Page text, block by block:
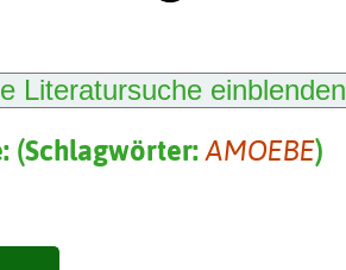
Literatursuche einblenden
(Schlagwörter: AMOEBE)